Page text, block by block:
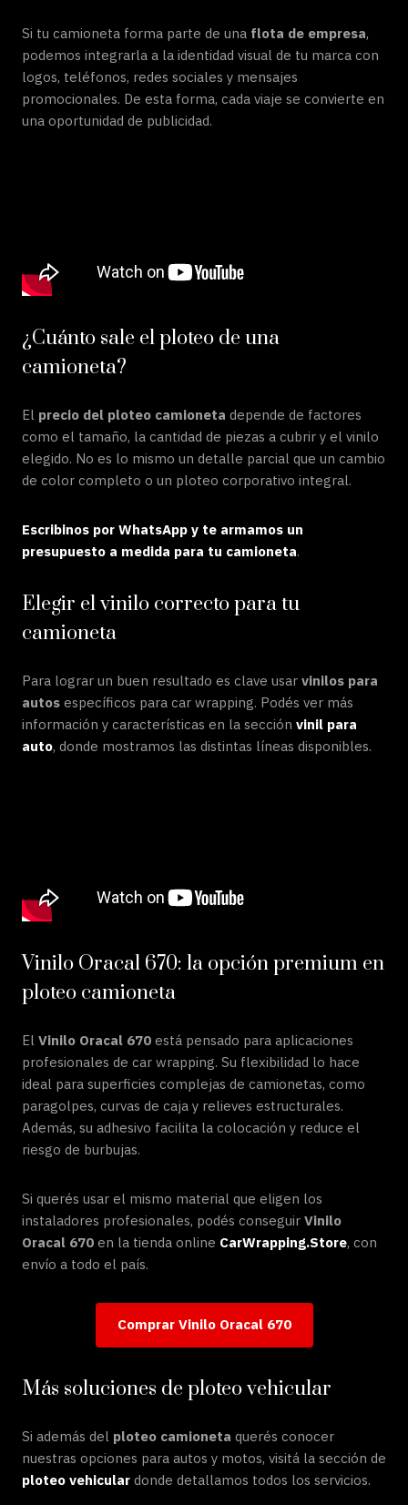
Si tu camioneta forma parte de una flota de empresa,
podemos integrarla a la identidad visual de tu marca con
logos, teléfonos, redes sociales y mensajes
promocionales. De esta forma, cada viaje se convierte en
una oportunidad de publicidad.
¿Cuánto sale el ploteo de una
camioneta?
El precio del ploteo camioneta depende de factores
como el tamaño, la cantidad de piezas a cubrir y el vinilo
elegido. No es lo mismo un detalle parcial que un cambio
de color completo o un ploteo corporativo integral.
Escribinos por WhatsApp y te armamos un
presupuesto a medida para tu camioneta.
Elegir el vinilo correcto para tu
camioneta
Para lograr un buen resultado es clave usar vinilos para
autos específicos para car wrapping. Podés ver más
información y características en la sección vinil para
auto, donde mostramos las distintas líneas disponibles.
Vinilo Oracal 670: la opción premium en
ploteo camioneta
El Vinilo Oracal 670 está pensado para aplicaciones
profesionales de car wrapping. Su flexibilidad lo hace
ideal para superficies complejas de camionetas, como
paragolpes, curvas de caja y relieves estructurales.
Además, su adhesivo facilita la colocación y reduce el
riesgo de burbujas.
Si querés usar el mismo material que eligen los
instaladores profesionales, podés conseguir Vinilo
Oracal 670 en la tienda online CarWrapping.Store, con
envío a todo el país.
Comprar Vinilo Oracal 670
Más soluciones de ploteo vehicular
Si además del ploteo camioneta querés conocer
nuestras opciones para autos y motos, visitá la sección de
ploteo vehicular donde detallamos todos los servicios.